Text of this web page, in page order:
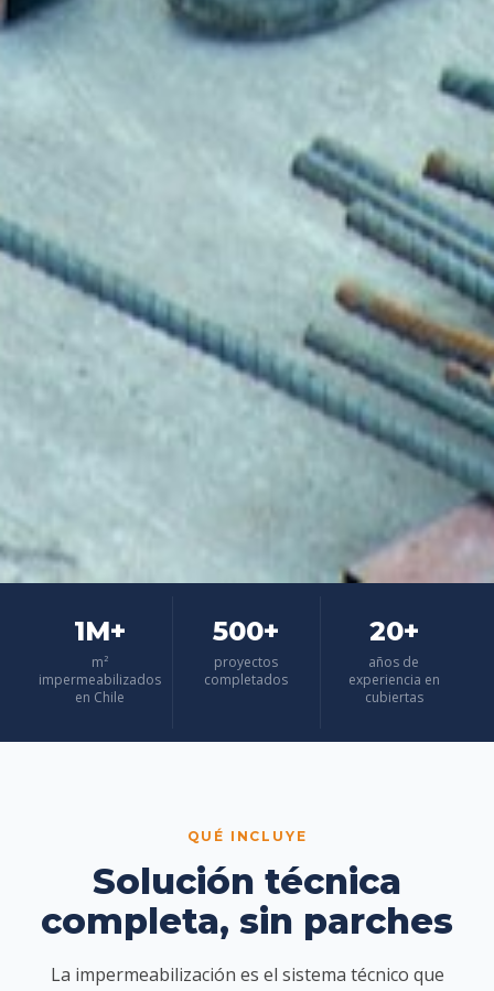
1M+
m²
impermeabilizados
en Chile
500+
proyectos
completados
20+
años de
experiencia en
cubiertas
QUÉ INCLUYE
Solución técnica
completa, sin parches
La impermeabilización es el sistema técnico que